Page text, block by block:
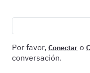
Por favor, Conectar o
conversación.